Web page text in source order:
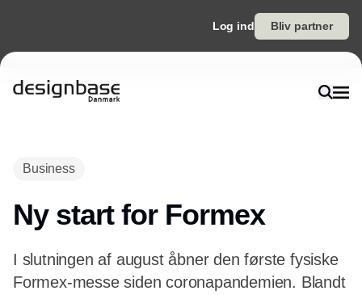
Log ind Bliv partner
Business
Ny start for Formex
I slutningen af august åbner den første fysiske
Formex-messe siden coronapandemien. Blandt